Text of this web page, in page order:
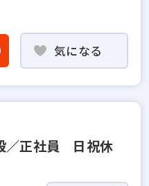
気になる
／正社員 日祝休